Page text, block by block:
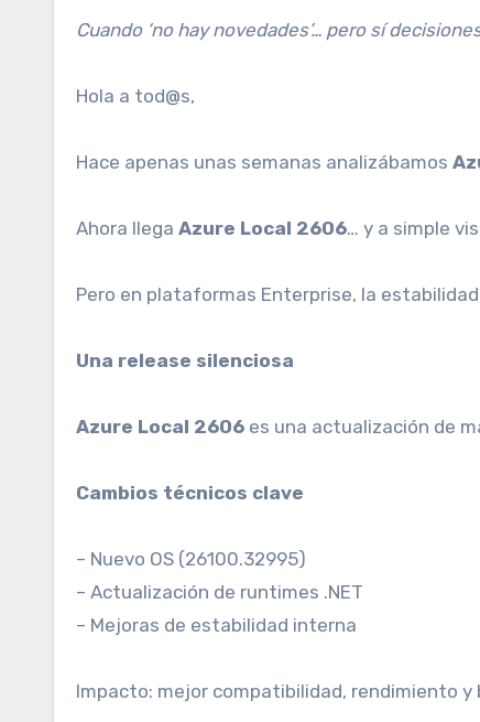
Cuando ‘no hay novedades’… pero sí
Hola a tod@s,
Hace apenas unas semanas analizábamos
Ahora llega Azure Local 2606… y a simple
Pero en plataformas Enterprise, la
Una release silenciosa
Azure Local 2606 es una actualización de
Cambios técnicos clave
– Nuevo OS (26100.32995)
– Actualización de runtimes .NET
– Mejoras de estabilidad interna
Impacto: mejor compatibilidad, rendimiento y